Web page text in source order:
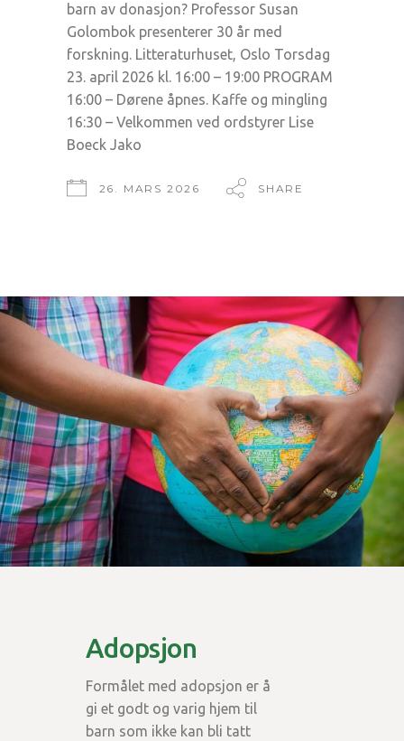
barn av donasjon? Professor Susan
Golombok presenterer 30 år med
forskning. Litteraturhuset, Oslo Torsdag
23. april 2026 kl. 16:00 – 19:00 PROGRAM
16:00 – Dørene åpnes. Kaffe og mingling
16:30 – Velkommen ved ordstyrer Lise
Boeck Jako
26. MARS 2026 SHARE
Adopsjon
Formålet med adopsjon er å
gi et godt og varig hjem til
barn som ikke kan bli tatt